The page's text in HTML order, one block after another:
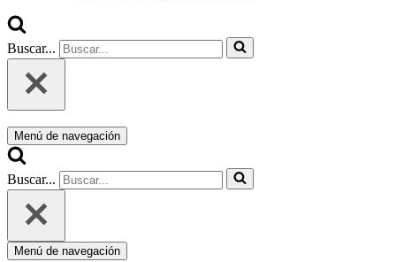
Buscar...
Menú de navegación
Buscar...
Menú de navegación